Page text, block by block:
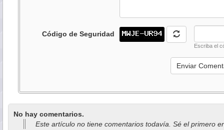
Código de Seguridad
Escriba el
No hay comentarios.
Este artículo no tiene comentarios todavía. Sé el primero